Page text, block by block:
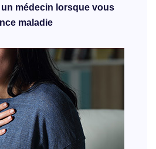
médecin lorsque vous
maladie